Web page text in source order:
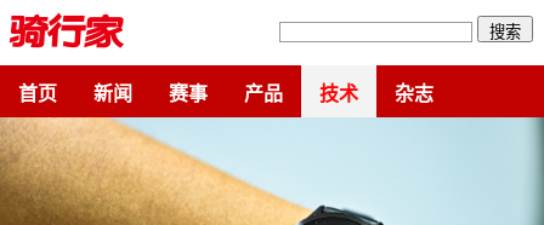
搜索
首页 新闻 赛事 产品 技术 杂志